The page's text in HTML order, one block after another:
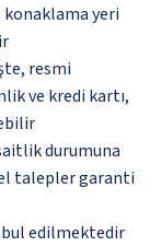
konaklama yeri
resmi
ve kredi kartı,
durumuna
talepler garanti
edilmektedir